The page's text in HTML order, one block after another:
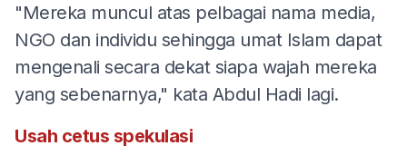
"Mereka muncul atas pelbagai nama media,
NGO dan individu sehingga umat Islam dapat
mengenali secara dekat siapa wajah mereka
yang sebenarnya," kata Abdul Hadi lagi.
Usah cetus spekulasi